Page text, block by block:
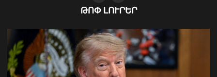
Օգոստոսի 16-ին «Երազ Այգի»-ում
կանցկացվի Ազգային տարազի
08 Օգոստոս, 2026 22:41
ԹՈՓ ԼՈՒՐԵՐ